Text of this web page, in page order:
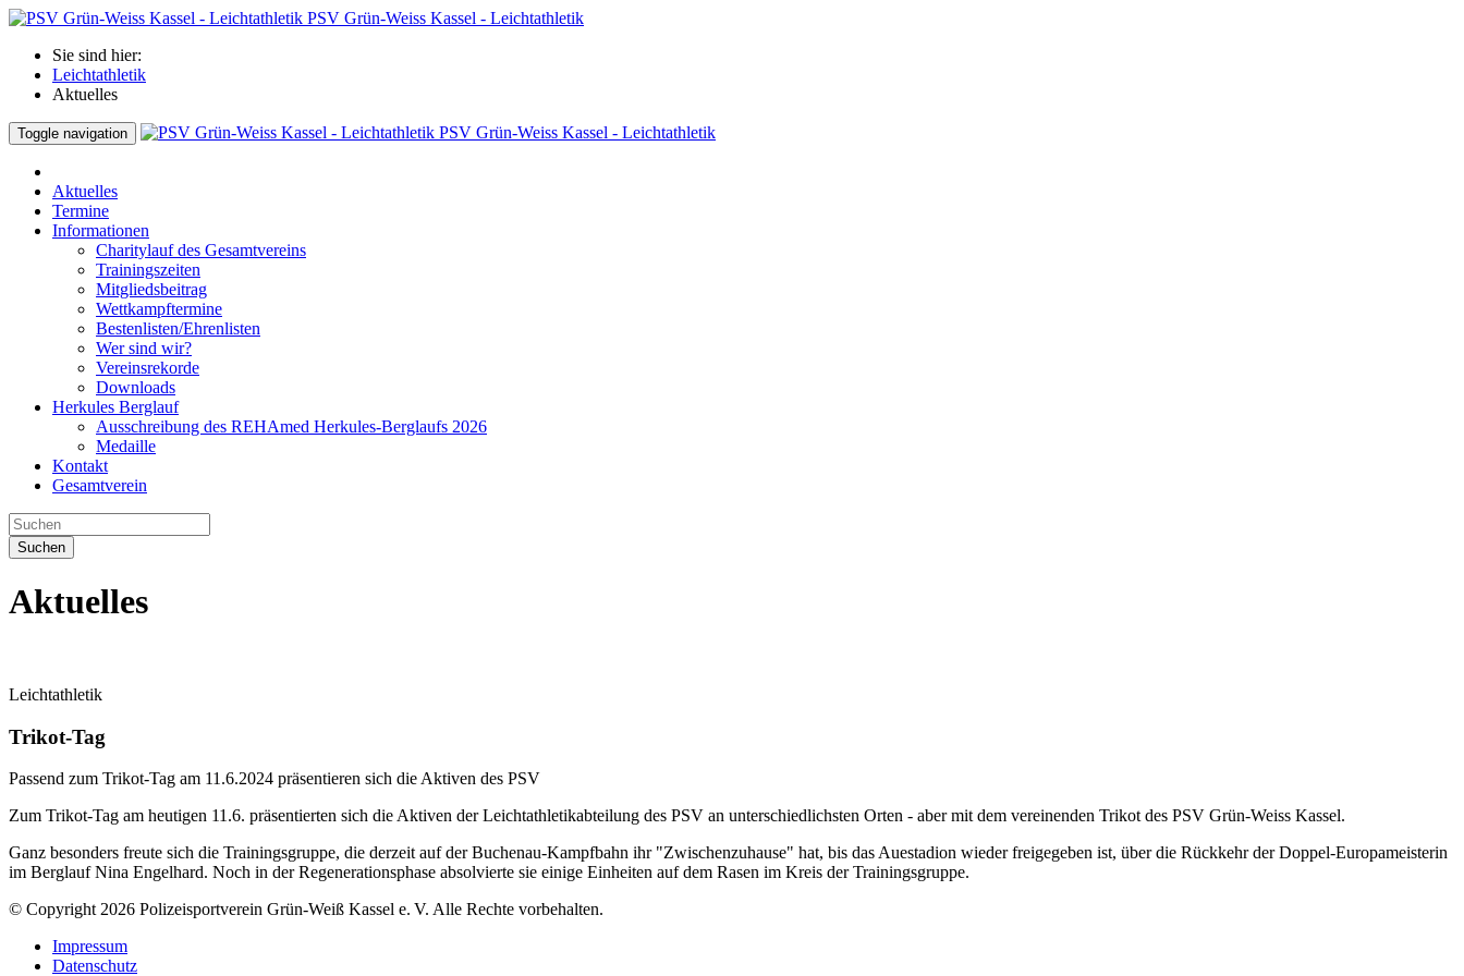
PSV Grün-Weiss Kassel - Leichtathletik
Sie sind hier:
Leichtathletik
Aktuelles
Toggle navigation PSV Grün-Weiss Kassel - Leichtathletik
Aktuelles
Termine
Informationen
Charitylauf des Gesamtvereins
Trainingszeiten
Mitgliedsbeitrag
Wettkampftermine
Bestenlisten/Ehrenlisten
Wer sind wir?
Vereinsrekorde
Downloads
Herkules Berglauf
Ausschreibung des REHAmed Herkules-Berglaufs 2026
Medaille
Kontakt
Gesamtverein
Suchen
Aktuelles
Leichtathletik
Trikot-Tag
Passend zum Trikot-Tag am 11.6.2024 präsentieren sich die Aktiven des PSV
Zum Trikot-Tag am heutigen 11.6. präsentierten sich die Aktiven der Leichtathletikabteilung des PSV an unterschiedlichsten Orten - aber mit dem vereinenden Trikot des PSV Grün-Weiss Kassel.
Ganz besonders freute sich die Trainingsgruppe, die derzeit auf der Buchenau-Kampfbahn ihr "Zwischenzuhause" hat, bis das Auestadion wieder freigegeben ist, über die Rückkehr der Doppel-Europameisterin
im Berglauf Nina Engelhard. Noch in der Regenerationsphase absolvierte sie einige Einheiten auf dem Rasen im Kreis der Trainingsgruppe.
© Copyright 2026 Polizeisportverein Grün-Weiß Kassel e. V. Alle Rechte vorbehalten.
Impressum
Datenschutz